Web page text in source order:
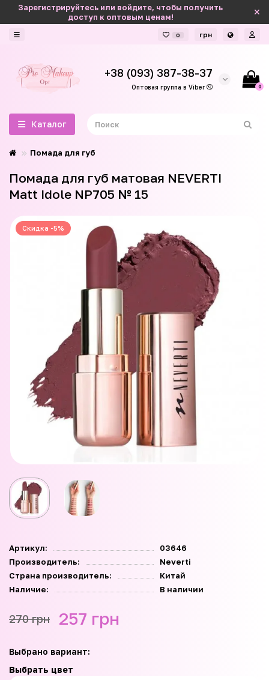
Зарегистрируйтесь или войдите, чтобы получить
доступ к оптовым ценам!
0 грн
+38 (093) 387-38-37
Оптовая группа в Viber 0
Каталог
Помада для губ
Помада для губ матовая NEVERTI
Matt Idole NP705 № 15
Скидка -5%
Артикул:
03646
Производитель:
Neverti
Страна производитель:
Китай
Наличие:
В наличии
270 грн 257 грн
Выбрано вариант:
Выбрать цвет